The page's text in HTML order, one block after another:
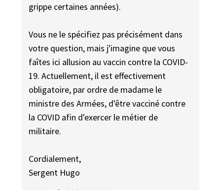
grippe certaines années).
Vous ne le spécifiez pas précisément dans
votre question, mais j'imagine que vous
faîtes ici allusion au vaccin contre la COVID-
19. Actuellement, il est effectivement
obligatoire, par ordre de madame le
ministre des Armées, d'être vacciné contre
la COVID afin d'exercer le métier de
militaire.
Cordialement,
Sergent Hugo